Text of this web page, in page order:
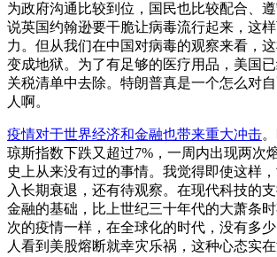
为政府沟通比较到位，国民也比较配合、
说英国约翰逊要干脆让病毒流行起来，这
力。但从我们在中国对病毒的观察来看，
变成地狱。为了有足够的医疗用品，美国
关税清单中去除。特朗普真是一个怎么对
人啊。
疫情对于世界经济和金融也带来重大冲击
琼斯指数下跌又超过7%，一周内出现两次
史上从来没有过的事情。我觉得即使这样
入长期衰退，还有待观察。在现代科技的
金融的基础，比上世纪三十年代的大萧条
次的疫情一样，在全球化的时代，没有多
人看到美股熔断就幸灾乐祸，这种心态实